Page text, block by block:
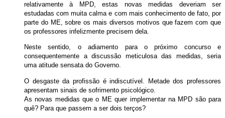
relativamente à MPD, estas novas medidas deveriam ser
estudadas com muita calma e com mais conhecimento de fato, por
parte do ME, sobre os mais diversos motivos que fazem com que
os professores infelizmente precisem dela.
Neste sentido, o adiamento para o próximo concurso e
consequentemente a discussão meticulosa das medidas, seria
uma atitude sensata do Governo.
O desgaste da profissão é indiscutível. Metade dos professores
apresentam sinais de sofrimento psicológico.
As novas medidas que o ME quer implementar na MPD são para
quê? Para que passem a ser dois terços?